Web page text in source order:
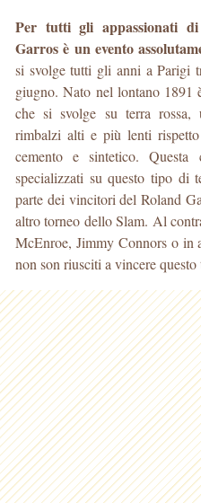
Per tutti gli appassionati
Garros è un evento
si svolge tutti gli anni a Parigi
giugno. Nato nel lontano 1891
che si svolge su terra rossa,
rimbalzi alti e più lenti
cemento e sintetico. Questa
specializzati su questo tipo di
parte dei vincitori del Roland
altro torneo dello Slam. Al
McEnroe, Jimmy Connors o in
non son riusciti a vincere